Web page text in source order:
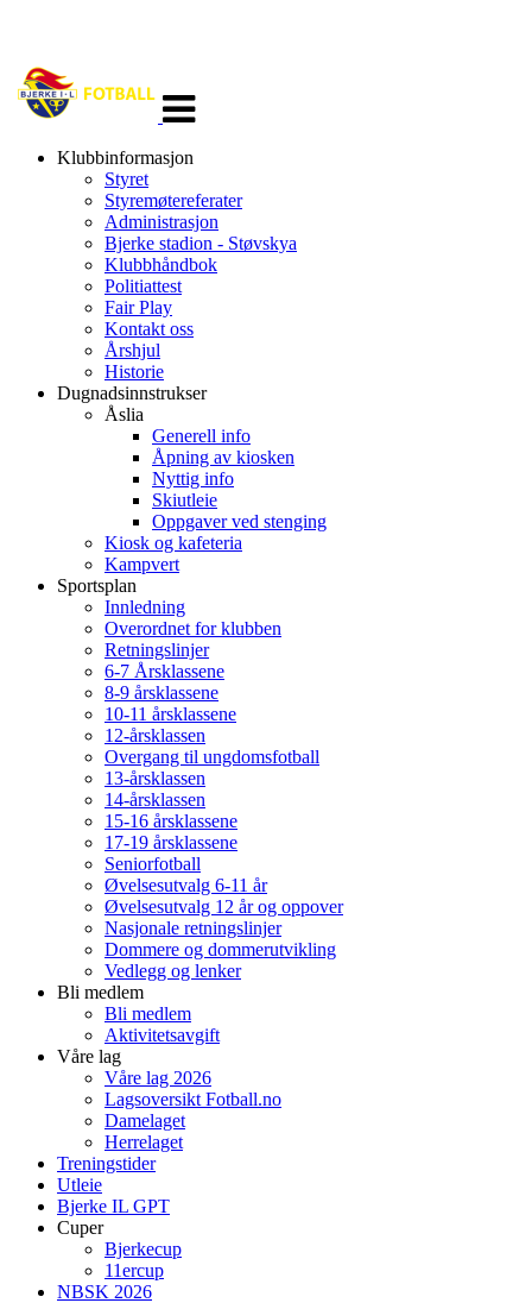
navigasjon
Klubbinformasjon
Styret
Styremøtereferater
Administrasjon
Bjerke stadion - Støvskya
Klubbhåndbok
Politiattest
Fair Play
Kontakt oss
Årshjul
Historie
Dugnadsinnstrukser
Åslia
Generell info
Åpning av kiosken
Nyttig info
Skiutleie
Oppgaver ved stenging
Kiosk og kafeteria
Kampvert
Sportsplan
Innledning
Overordnet for klubben
Retningslinjer
6-7 Årsklassene
8-9 årsklassene
10-11 årsklassene
12-årsklassen
Overgang til ungdomsfotball
13-årsklassen
14-årsklassen
15-16 årsklassene
17-19 årsklassene
Seniorfotball
Øvelsesutvalg 6-11 år
Øvelsesutvalg 12 år og oppover
Nasjonale retningslinjer
Dommere og dommerutvikling
Vedlegg og lenker
Bli medlem
Bli medlem
Aktivitetsavgift
Våre lag
Våre lag 2026
Lagsoversikt Fotball.no
Damelaget
Herrelaget
Treningstider
Utleie
Bjerke IL GPT
Cuper
Bjerkecup
11ercup
NBSK 2026